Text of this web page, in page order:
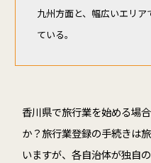
九州方面と、幅広いエリ
ている。
香川県で旅行業を始める場
か？旅行業登録の手続きは
いますが、各自治体が独自